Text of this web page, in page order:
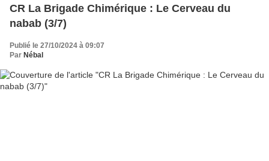
CR La Brigade Chimérique : Le Cerveau du
nabab (3/7)
Publié le 27/10/2024 à 09:07
Par Nébal